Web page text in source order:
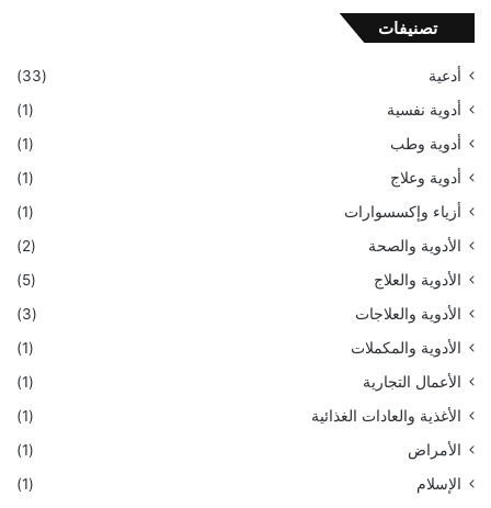
تصنيفات
أدعية
(33)
أدوية نفسية
(1)
أدوية وطب
(1)
أدوية وعلاج
(1)
أزياء وإكسسوارات
(1)
الأدوية والصحة
(2)
الأدوية والعلاج
(5)
الأدوية والعلاجات
(3)
الأدوية والمكملات
(1)
الأعمال التجارية
(1)
الأغذية والعادات الغذائية
(1)
الأمراض
(1)
الإسلام
(1)